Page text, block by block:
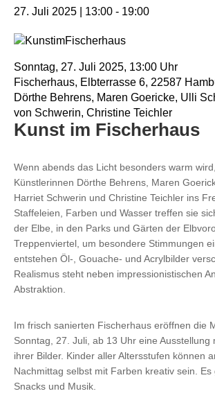
27. Juli 2025 | 13:00 - 19:00
Sonntag, 27. Juli 2025, 13:00 Uhr
Fischerhaus, Elbterrasse 6, 22587
Dörthe Behrens, Maren Goericke, Ulli
von Schwerin, Christine Teichler
Kunst im Fischerhaus
Wenn abends das Licht besonders warm
Künstlerinnen Dörthe Behrens, Maren
Harriet Schwerin und Christine Teichler ins
Staffeleien, Farben und Wasser treffen sie
der Elbe, in den Parks und Gärten der
Treppenviertel, um besondere Stimmungen
entstehen Öl-, Gouache- und Acrylbilder
Realismus steht neben impressionistischen
Abstraktion.
Im frisch sanierten Fischerhaus eröffnen die
Sonntag, 27. Juli, ab 13 Uhr eine Ausstellung
ihrer Bilder. Kinder aller Altersstufen können
Nachmittag selbst mit Farben kreativ sein. Es
Snacks und Musik.